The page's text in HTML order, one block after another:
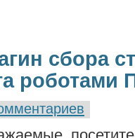
сбора
роботами